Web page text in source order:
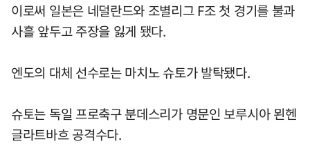
이로써 일본은 네덜란드와 조별리그 F조 첫 경기를 불과
사흘 앞두고 주장을 잃게 됐다.
엔도의 대체 선수로는 마치노 슈토가 발탁됐다.
슈토는 독일 프로축구 분데스리가 명문인 보루시아 묀헨
글라트바흐 공격수다.